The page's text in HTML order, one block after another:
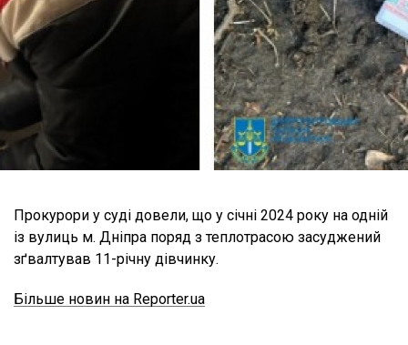
Прокурори у суді довели, що у січні 2024 року на одній
із вулиць м. Дніпра поряд з теплотрасою засуджений
зґвалтував 11-річну дівчинку.
Більше новин на Reporter.ua